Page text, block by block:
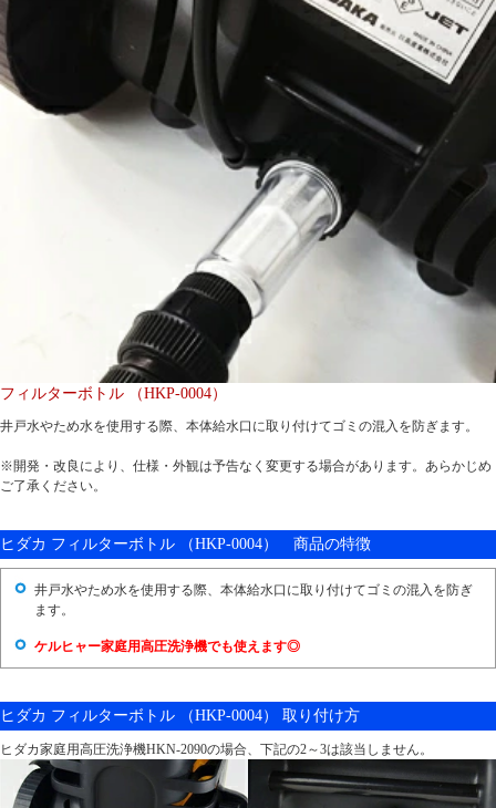
フィルターボトル （HKP-0004）
井戸水やため水を使用する際、本体給水口に取り付けてゴミの混入を防ぎます。
※開発・改良により、仕様・外観は予告なく変更する場合があります。あらかじめ
ご了承ください。
ヒダカ フィルターボトル （HKP-0004） 商品の特徴
井戸水やため水を使用する際、本体給水口に取り付けてゴミの混入を防ぎ
ます。
ケルヒャー家庭用高圧洗浄機でも使えます◎
ヒダカ フィルターボトル （HKP-0004） 取り付け方
ヒダカ家庭用高圧洗浄機HKN-2090の場合、下記の2～3は該当しません。